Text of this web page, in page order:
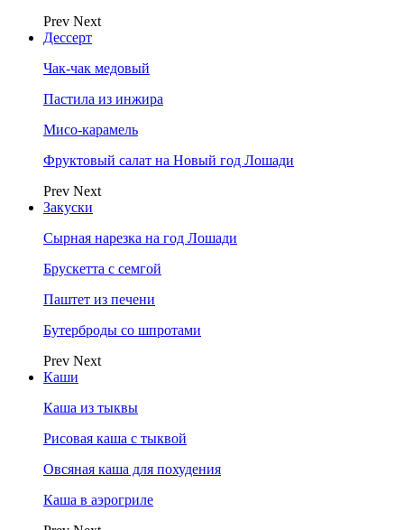
Prev Next
Дессерт
Чак-чак медовый
Пастила из инжира
Мисо-карамель
Фруктовый салат на Новый год Лошади
Prev Next
Закуски
Сырная нарезка на год Лошади
Брускетта с семгой
Паштет из печени
Бутерброды со шпротами
Prev Next
Каши
Каша из тыквы
Рисовая каша с тыквой
Овсяная каша для похудения
Каша в аэрогриле